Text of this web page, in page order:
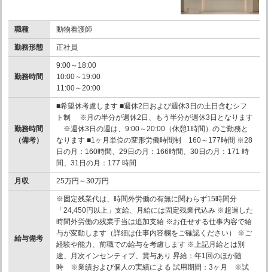
職種 動物看護師
勤務形態 正社員
勤務時間
9:00～18:00
10:00～19:00
11:00～20:00
勤務時間
（備考）
■希望休考慮します ■週休2日および週休3日の土日含むシフ
ト制 ※月の半分が週休2日、もう半分が週休3日となります
※週休3日の週は、9:00～20:00（休憩1時間）のご勤務と
なります ■1ヶ月単位の変形労働時間制 160～177時間 ※28
日の月：160時間、29日の月：166時間、30日の月：171 時
間、31日の月：177 時間
月収 25万円～30万円
給与備考
※固定残業代は、時間外労働の有無に関わらず15時間分
「24,450円以上」支給、月給には固定残業代込み ※超過した
時間外労働の残業手当は追加支給 ※お任せする仕事内容で給
与が変動します（詳細は仕事内容欄をご確認ください） ※ご
経験や能力、前職での給与を考慮します ※上記月給とは別
途、月次インセンティブ、賞与あり 昇給：年1回のほか随
時 ※業績および個人の実績による 試用期間：3ヶ月 ※試